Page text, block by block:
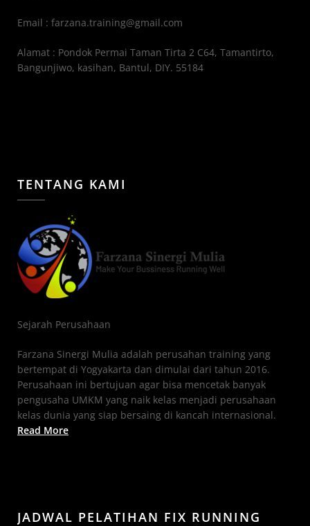
Email : farzana.training@gmail.com
Alamat : Pondok Permai Taman Tirta 2 C64, Tamantirto,
Bangunjiwo, kasihan, Bantul, DIY. 55184
TENTANG KAMI
Sejarah Perusahaan
Farzana Sinergi Mulia adalah perusahan training yang
bertempat di Yogyakarta dan dimulai dari tahun 2016.
Perusahaan ini bertujuan agar bisa mencetak banyak
pengusaha UMKM yang naik kelas menjadi perusahaan
kelas dunia yang siap bersaing di kancah internasional.
Read More
JADWAL PELATIHAN FIX RUNNING